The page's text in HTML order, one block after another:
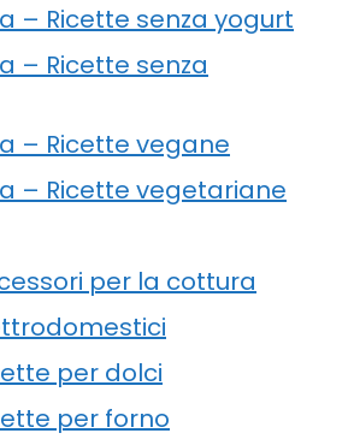
– Ricette senza yogurt
– Ricette senza
– Ricette vegane
– Ricette vegetariane
per la cottura
per dolci
per forno